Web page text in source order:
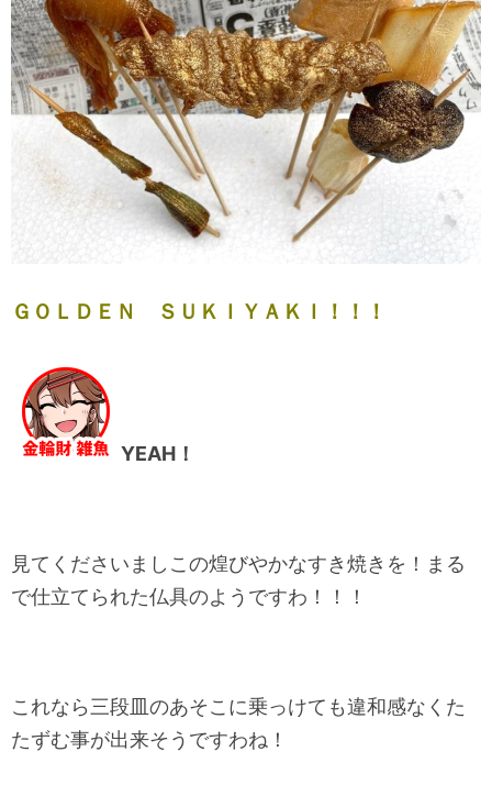
ＧＯＬＤＥＮ ＳＵＫＩＹＡＫＩ！！！
YEAH！
見てくださいましこの煌びやかなすき焼きを！まる
で仕立てられた仏具のようですわ！！！
これなら三段皿のあそこに乗っけても違和感なくた
たずむ事が出来そうですわね！